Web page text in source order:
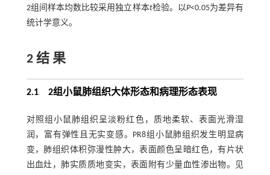
2组间样本均数比较采用独立样本t检验。以P<0.05为差异有
统计学意义。
2 结 果
2.1 2组小鼠肺组织大体形态和病理形态表现
对照组小鼠肺组织呈淡粉红色，质地柔软、表面光滑湿
润，富有弹性且无实变感。PR8组小鼠肺组织发生明显病
变，肺组织体积弥漫性肿大，表面颜色呈暗红色，有片状
出血灶，肺实质质地变实，表面附有少量血性渗出物。见